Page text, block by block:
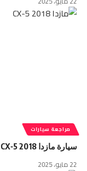
مراجعة سيارات
سيارة مازدا CX-5 2018 : المواصفات والسعر والأداء
22 مايو، 2025